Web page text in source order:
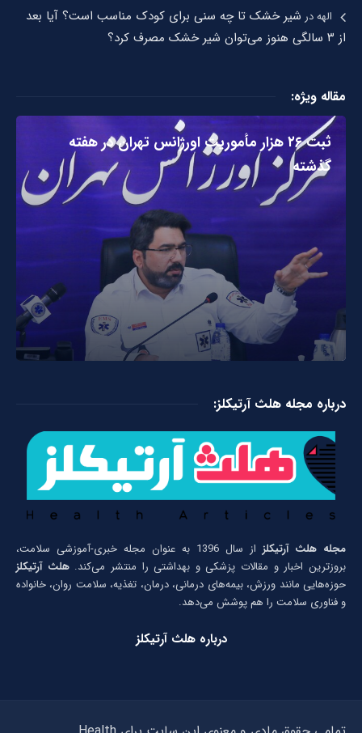
الههدر شیر خشک تا چه سنی برای کودک مناسب است؟ آیا بعد
از ۳ سالگی هنوز می‌توان شیر خشک مصرف کرد؟
مقاله ویژه:
ثبت ۲۶ هزار مأموریت اورژانس تهران در هفته
گذشته
درباره مجله هلث آرتیکلز:
مجله هلث آرتیکلز
از سال 1396 به عنوان مجله خبری-آموزشی سلامت،
بروزترین اخبار و مقالات پزشکی و بهداشتی را منتشر می‌کند.هلث آرتیکلز
حوزه‌هایی مانند ورزش، بیمه‌های درمانی، درمان، تغذیه، سلامت روان، خانواده
و فناوری سلامت را هم پوشش می‌دهد.
درباره هلث آرتیکلز